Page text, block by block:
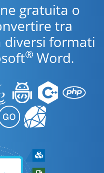
gratuita o
tra
diversi formati
® Word.